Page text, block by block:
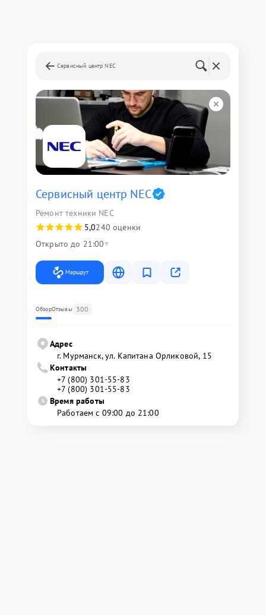
Сервисный центр NEC
Сервисный центр NEC
Ремонт техники NEC
5,0240 оценки
Открыто до 21:00
Маршрут
ОбзорОтзывы 300
Адрес
г. Мурманск, ул. Капитана Орликовой, 15
Контакты
+7 (800) 301-55-83
+7 (800) 301-55-83
Время работы
Работаем с 09:00 до 21:00